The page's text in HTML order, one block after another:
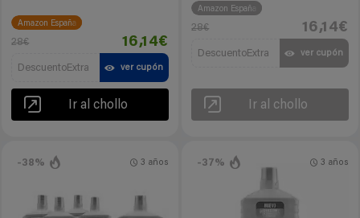
Amazon España
28€ 16,14€
DescuentoExtra ver cupón
Ir al chollo
Amazon España
28€ 16,14€
DescuentoExtra ver cupón
Ir al chollo
-38% 3 años -37% 3 años